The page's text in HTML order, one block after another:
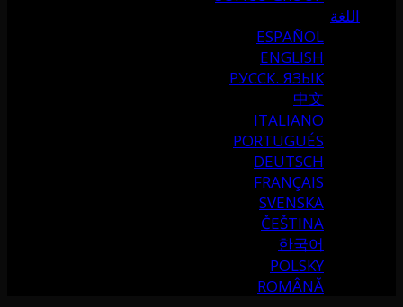
اللغة
ESPAÑOL
ENGLISH
РУССК. ЯЗЫК
中文
ITALIANO
PORTUGUÉS
DEUTSCH
FRANÇAIS
SVENSKA
ČEŠTINA
한국어
POLSKY
ROMÂNĂ